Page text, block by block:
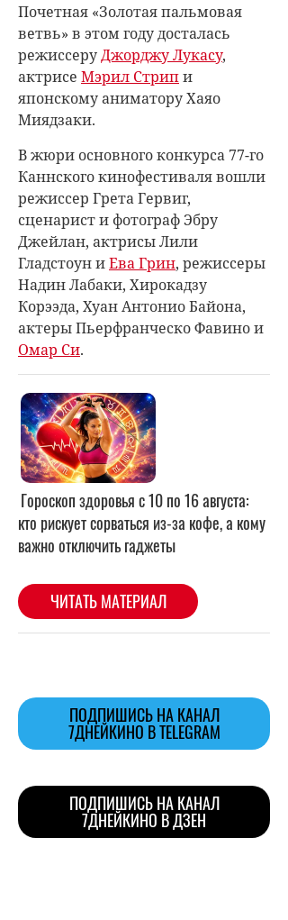
Почетная «Золотая пальмовая
ветвь» в этом году досталась
режиссеруДжорджу Лукасу,
актрисе Мэрил Стрипи
японскому аниматоруХаяо
Миядзаки.
В жюри основного конкурса 77-го
Каннского кинофестиваля вошли
режиссер Грета Гервиг,
сценарист и фотограф Эбру
Джейлан, актрисы Лили
Гладстоун иЕва Грин, режиссеры
Надин Лабаки, Хирокадзу
Корээда, Хуан Антонио Байона,
актеры Пьерфранческо Фавино и
Омар Си.
ПОДПИШИСЬ НА КАНАЛ
7ДНЕЙКИНО В TELEGRAM
ПОДПИШИСЬ НА КАНАЛ
7ДНЕЙКИНО В ДЗЕН